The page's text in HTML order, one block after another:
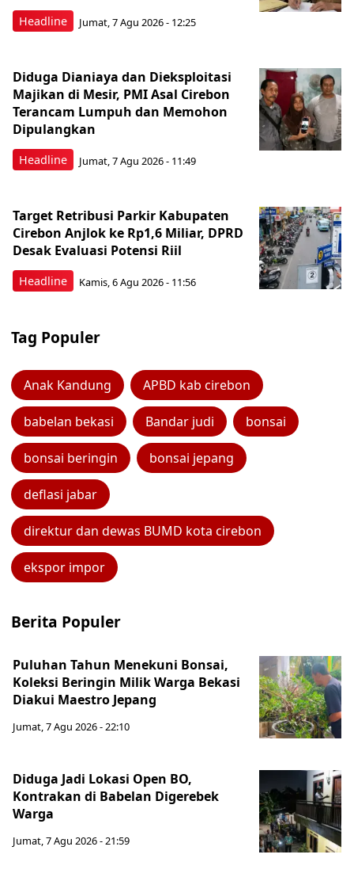
Headline Jumat, 7 Agu 2026 - 12:25
Headline
Diduga Dianiaya dan Dieksploitasi
Majikan di Mesir, PMI Asal Cirebon
Terancam Lumpuh dan Memohon
Dipulangkan
Jumat, 7 Agu 2026 - 11:49
Headline
Target Retribusi Parkir Kabupaten
Cirebon Anjlok ke Rp1,6 Miliar, DPRD
Desak Evaluasi Potensi Riil
Kamis, 6 Agu 2026 - 11:56
Tag Populer
Anak Kandung APBD kab cirebon
babelan bekasi Bandar judi bonsai
bonsai beringin bonsai jepang
deflasi jabar
direktur dan dewas BUMD kota cirebon
ekspor impor
Berita Populer
Puluhan Tahun Menekuni Bonsai,
Koleksi Beringin Milik Warga Bekasi
Diakui Maestro Jepang
Jumat, 7 Agu 2026 - 22:10
Diduga Jadi Lokasi Open BO,
Kontrakan di Babelan Digerebek
Warga
Jumat, 7 Agu 2026 - 21:59